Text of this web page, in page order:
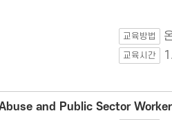
교육방법
교육시간
and Public Sector